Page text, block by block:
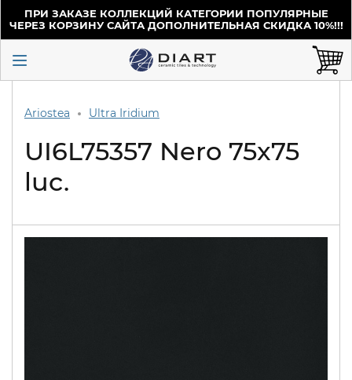
ПРИ ЗАКАЗЕ КОЛЛЕКЦИЙ КАТЕГОРИИ ПОПУЛЯРНЫЕ
ЧЕРЕЗ КОРЗИНУ САЙТА ДОПОЛНИТЕЛЬНАЯ СКИДКА 10%!!!
Ariostea Ultra Iridium
UI6L75357 Nero 75x75
luc.